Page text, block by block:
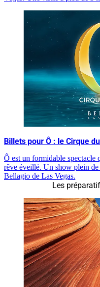
Billets pour Ô : le Cirque
Ô est un formidable spectacle
rêve éveillé. Un show plein
Bellagio de Las Vegas.
Les